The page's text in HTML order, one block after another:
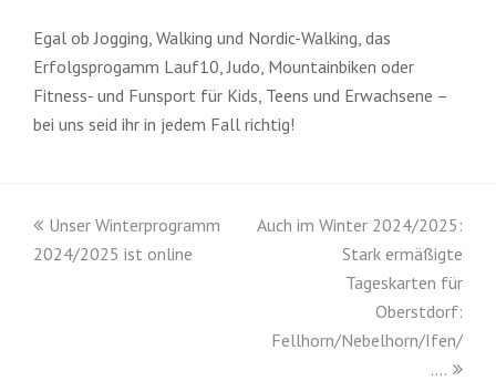
Egal ob Jogging, Walking und Nordic-Walking, das
Erfolgsprogamm Lauf10, Judo, Mountainbiken oder
Fitness- und Funsport für Kids, Teens und Erwachsene –
bei uns seid ihr in jedem Fall richtig!
vorheriger
Beitrag:
Unser Winterprogramm
2024/2025 ist online
Nächster
Auch im Winter 2024/2025:
Stark ermäßigte
Tageskarten für
Oberstdorf:
Fellhorn/Nebelhorn/Ifen/
….